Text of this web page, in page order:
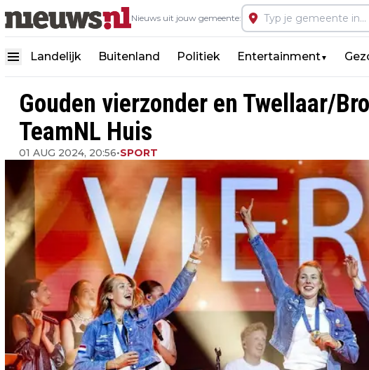
Nieuws uit jouw gemeente:
Landelijk Buitenland Politiek Entertainment▼
Gouden vierzonder en Twellaar/
TeamNL Huis
01 AUG 2024, 20:56•SPORT